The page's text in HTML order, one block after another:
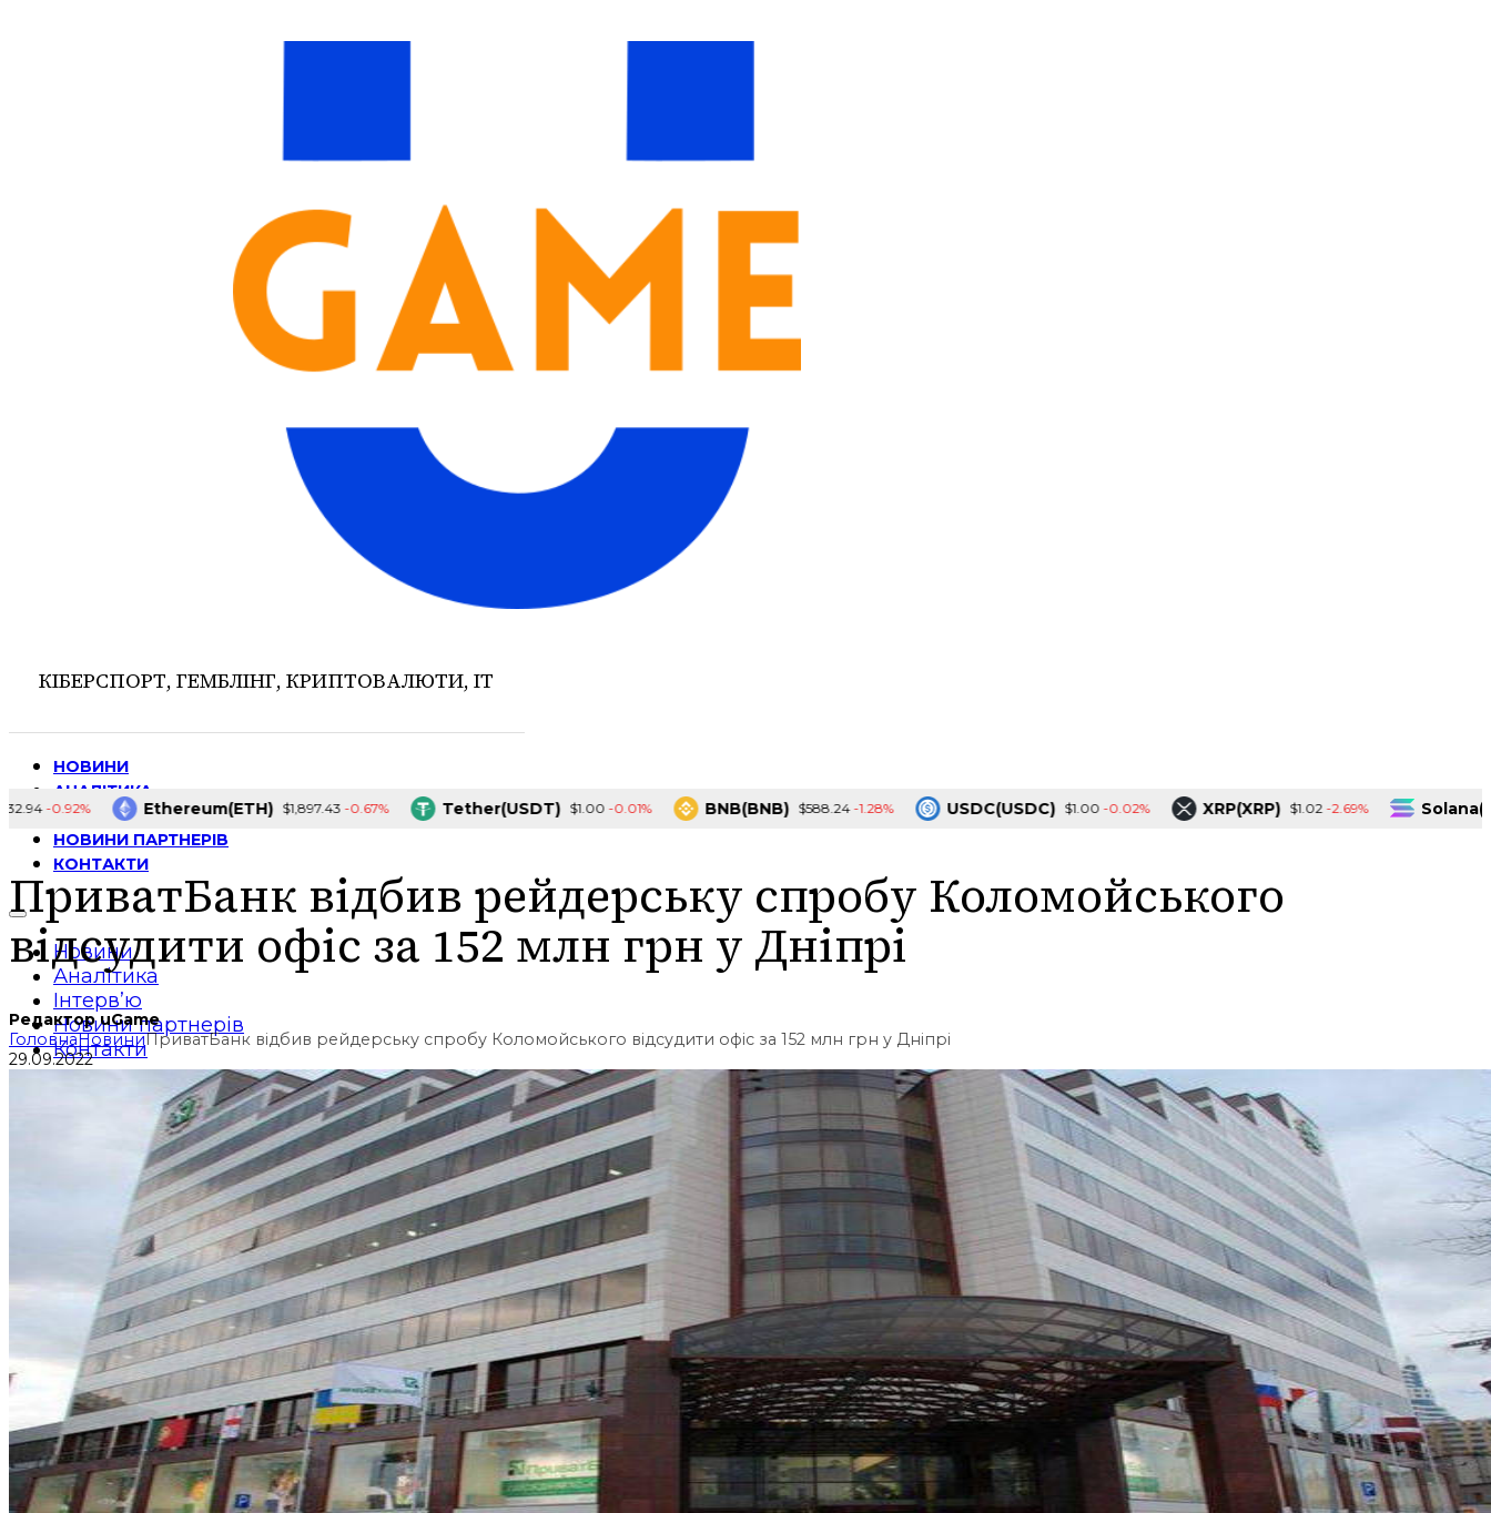
КІБЕРСПОРТ, ГЕМБЛІНГ, КРИПТОВАЛЮТИ, ІТ
НОВИНИ
АНАЛІТИКА
ІНТЕРВ’Ю
НОВИНИ ПАРТНЕРІВ
КОНТАКТИ
Новини
Аналітика
Інтерв’ю
Новини партнерів
Контакти
-0.92% Ethereum(ETH) $1,897.43 -0.67% Tether(USDT) $1.00 -0.01% BNB(BNB) $588.24 -1.28% USDC(USDC) $1.00 -0.02% XRP(XRP) $1.02 -2.69% Solana(SOL)
ПриватБанк відбив рейдерську спробу Коломойського
відсудити офіс за 152 млн грн у Дніпрі
Редактор uGame
ГоловнаНовиниПриватБанк відбив рейдерську спробу Коломойського відсудити офіс за 152 млн грн у Дніпрі
29.09.2022